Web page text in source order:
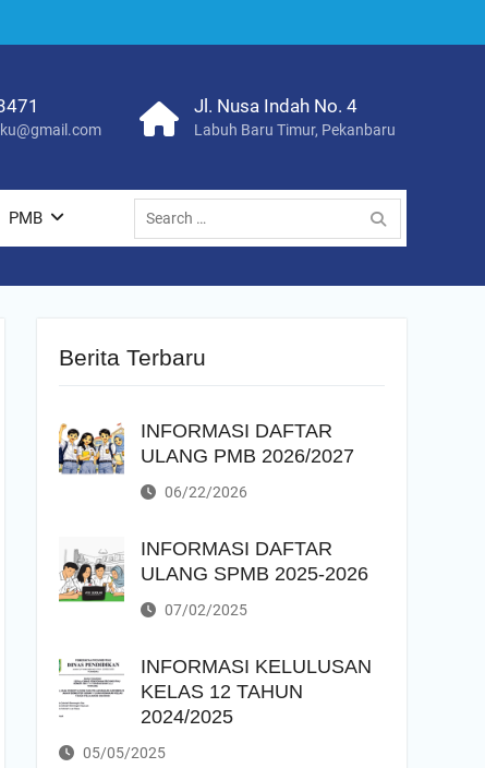
Jl. Nusa Indah No. 4
Labuh Baru Timur, Pekanbaru
PMB
Search
for:
Berita Terbaru
INFORMASI DAFTAR
ULANG PMB 2026/2027
06/22/2026
INFORMASI DAFTAR
ULANG SPMB 2025-2026
07/02/2025
INFORMASI KELULUSAN
KELAS 12 TAHUN
2024/2025
05/05/2025